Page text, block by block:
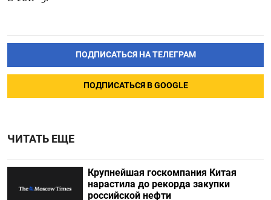
ПОДПИСАТЬСЯ НА ТЕЛЕГРАМ
ПОДПИСАТЬСЯ В GOOGLE
ЧИТАТЬ ЕЩЕ
Крупнейшая госкомпания Китая
нарастила до рекорда закупки
российской нефти